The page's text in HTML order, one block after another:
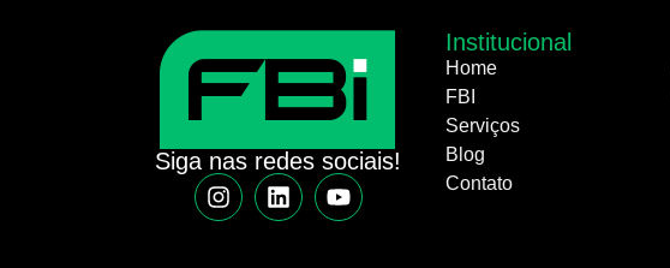
Siga nas redes sociais!
Institucional
Home
FBI
Serviços
Blog
Contato